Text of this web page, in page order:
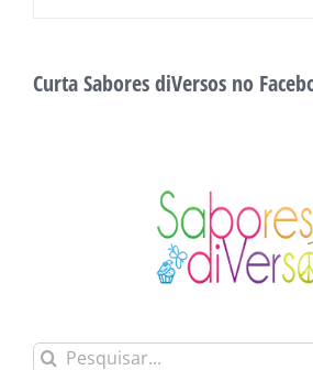
Curta Sabores diVersos no
Buscar